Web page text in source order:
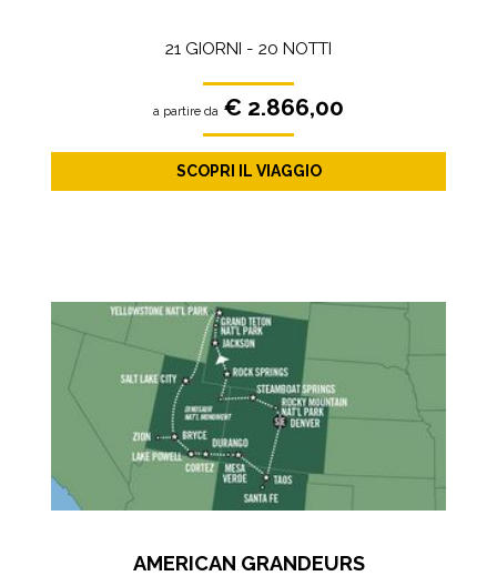
21 GIORNI - 20 NOTTI
a partire da € 2.866,00
SCOPRI IL VIAGGIO
AMERICAN GRANDEURS